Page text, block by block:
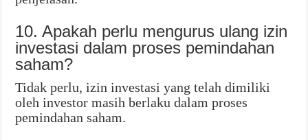
10. Apakah perlu mengurus ulang izin
investasi dalam proses pemindahan
saham?
Tidak perlu, izin investasi yang telah dimiliki
oleh investor masih berlaku dalam proses
pemindahan saham.